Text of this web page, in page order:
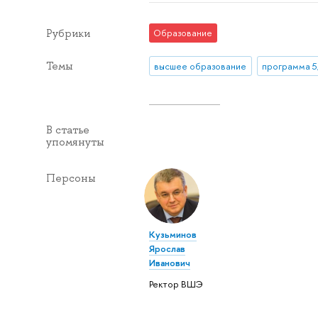
Рубрики Образование
Темы высшее образование программа
В статье
упомянуты
Персоны
Кузьминов
Ярослав
Иванович
Ректор ВШЭ